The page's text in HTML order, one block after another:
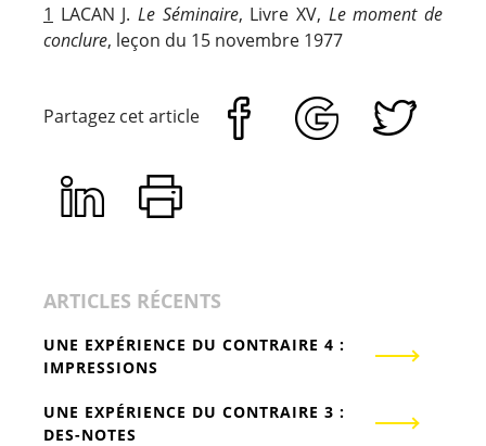
1 LACAN J. Le Séminaire, Livre XV, Le moment de
conclure, leçon du 15 novembre 1977
Partagez cet article
ARTICLES RÉCENTS
UNE EXPÉRIENCE DU CONTRAIRE 4 :
IMPRESSIONS
UNE EXPÉRIENCE DU CONTRAIRE 3 :
DES-NOTES